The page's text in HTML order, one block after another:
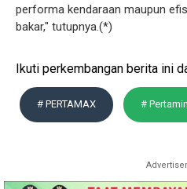
performa kendaraan maupun
bakar," tutupnya.(*)
Ikuti perkembangan berita ini
# PERTAMAX #